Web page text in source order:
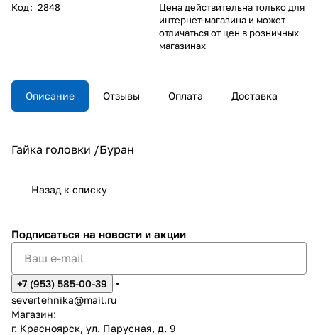
Код: 2848
Цена действительна только для
интернет-магазина и может
отличаться от цен в розничных
магазинах
Описание Отзывы Оплата Доставка
Гайка головки /Буран
Назад к списку
Подписаться на новости и акции
+7 (953) 585-00-39
severtehnika@mail.ru
Магазин:
г. Красноярск, ул. Парусная, д. 9